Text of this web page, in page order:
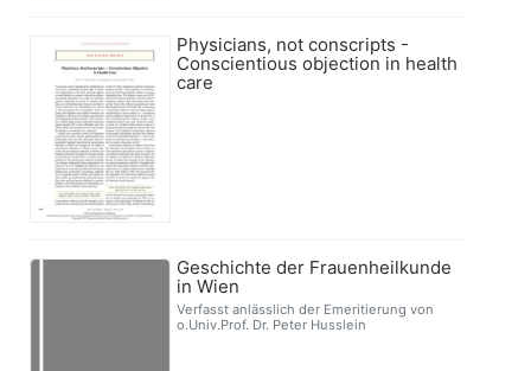
Physicians, not conscripts -
Conscientious objection in health
care
Geschichte der Frauenheilkunde
in Wien
Verfasst anlässlich der Emeritierung von
o.Univ.Prof. Dr. Peter Husslein